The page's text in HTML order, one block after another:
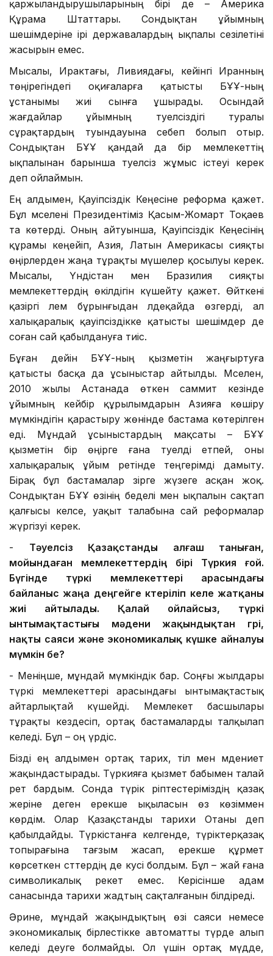
қаржыландырушыларының бірі де – Америка
Құрама Штаттары. Сондықтан ұйымның
шешімдеріне ірі державалардың ықпалы сезілетіні
жасырын емес.
Мысалы, Ирактағы, Ливиядағы, кейінгі Иранның
төңірегіндегі оқиғаларға қатысты БҰҰ-ның
ұстанымы жиі сынға ұшырады. Осындай
жағдайлар ұйымның тәуелсіздігі туралы
сұрақтардың туындауына себеп болып отыр.
Сондықтан БҰҰ қандай да бір мемлекеттің
ықпалынан барынша тәуелсіз жұмыс істеуі керек
деп ойлаймын.
Ең алдымен, Қауіпсіздік Кеңесіне реформа қажет.
Бұл мәселені Президентіміз Қасым-Жомарт Тоқаев
та көтерді. Оның айтуынша, Қауіпсіздік Кеңесінің
құрамы кеңейіп, Азия, Латын Америкасы сияқты
өңірлерден жаңа тұрақты мүшелер қосылуы керек.
Мысалы, Үндістан мен Бразилия сияқты
мемлекеттердің өкілдігін күшейту қажет. Өйткені
қазіргі әлем бұрынғыдан әлдеқайда өзгерді, ал
халықаралық қауіпсіздікке қатысты шешімдер де
соған сай қабылдануға тиіс.
Бұған дейін БҰҰ-ның қызметін жаңғыртуға
қатысты басқа да ұсыныстар айтылды. Мәселен,
2010 жылы Астанада өткен саммит кезінде
ұйымның кейбір құрылымдарын Азияға көшіру
мүмкіндігін қарастыру жөнінде бастама көтерілген
еді. Мұндай ұсыныстардың мақсаты – БҰҰ
қызметін бір өңірге ғана тәуелді етпей, оны
халықаралық ұйым ретінде теңгерімді дамыту.
Бірақ бұл бастамалар әзірге жүзеге асқан жоқ.
Сондықтан БҰҰ өзінің беделі мен ықпалын сақтап
қалғысы келсе, уақыт талабына сай реформалар
жүргізуі керек.
- Тәуелсіз Қазақстанды алғаш таныған,
мойындаған мемлекеттердің бірі Түркия ғой.
Бүгінде түркі мемлекеттері арасындағы
байланыс жаңа деңгейге көтеріліп келе жатқаны
жиі айтылады. Қалай ойлайсыз, түркі
ынтымақтастығы мәдени жақындықтан гөрі,
нақты саяси және экономикалық күшке айналуы
мүмкін бе?
- Меніңше, мұндай мүмкіндік бар. Соңғы жылдары
түркі мемлекеттері арасындағы ынтымақтастық
айтарлықтай күшейді. Мемлекет басшылары
тұрақты кездесіп, ортақ бастамаларды талқылап
келеді. Бұл – оң үрдіс.
Бізді ең алдымен ортақ тарих, тіл мен мәдениет
жақындастырады. Түркияға қызмет бабымен талай
рет бардым. Сонда түрік әріптестеріміздің қазақ
жеріне деген ерекше ықыласын өз көзіммен
көрдім. Олар Қазақстанды тарихи Отаны деп
қабылдайды. Түркістанға келгенде, түріктерқазақ
топырағына тағзым жасап, ерекше құрмет
көрсеткен сәттердің де куәсі болдым. Бұл – жай ғана
символикалық әрекет емес. Керісінше адам
санасында тарихи жадтың сақталғанын білдіреді.
Әрине, мұндай жақындықтың өзі саяси немесе
экономикалық бірлестікке автоматты түрде алып
келеді деуге болмайды. Ол үшін ортақ мүдде,